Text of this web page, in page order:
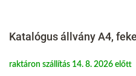
Katalógus állvány A4,
raktáron szállítás 14. 8. 2026 előtt